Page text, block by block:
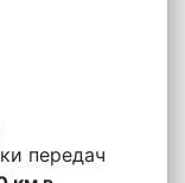
передач